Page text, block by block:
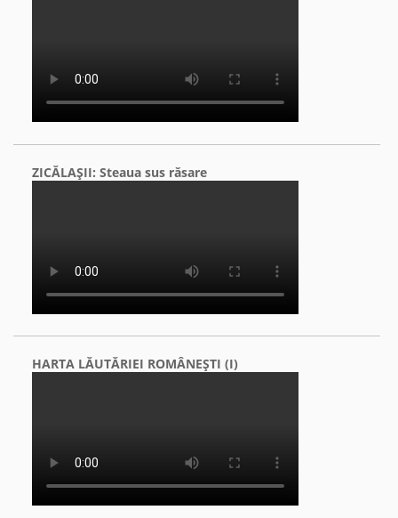
ZICĂLAŞII: Steaua sus răsare
HARTA LĂUTĂRIEI ROMÂNEŞTI (I)